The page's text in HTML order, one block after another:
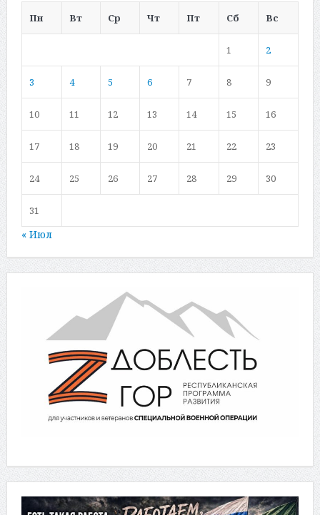
Пн
Вт Ср Чт Пт Сб Вс
1 2
3 4 5 6 7 8 9
10 11 12 13 14 15 16
17 18 19 20 21 22 23
24 25 26 27 28 29 30
31
« Июл